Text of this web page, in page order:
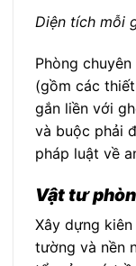
Diện tích mỗi
Phòng
(gồm các
gắn liền với
và buộc phải
pháp luật về
Vật tư
Xây dựng
tường và nền